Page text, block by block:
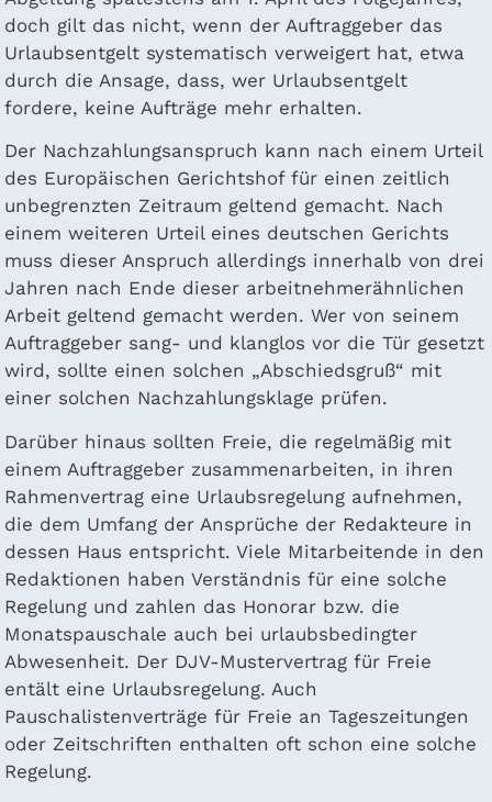
doch gilt das nicht, wenn der Auftraggeber das
Urlaubsentgelt systematisch verweigert hat, etwa
durch die Ansage, dass, wer Urlaubsentgelt
fordere, keine Aufträge mehr erhalten.
Der Nachzahlungsanspruch kann nach einem Urteil
des Europäischen Gerichtshof für einen zeitlich
unbegrenzten Zeitraum geltend gemacht. Nach
einem weiteren Urteil eines deutschen Gerichts
muss dieser Anspruch allerdings innerhalb von drei
Jahren nach Ende dieser arbeitnehmerähnlichen
Arbeit geltend gemacht werden. Wer von seinem
Auftraggeber sang- und klanglos vor die Tür gesetzt
wird, sollte einen solchen „Abschiedsgruß“ mit
einer solchen Nachzahlungsklage prüfen.
Darüber hinaus sollten Freie, die regelmäßig mit
einem Auftraggeber zusammenarbeiten, in ihren
Rahmenvertrag eine Urlaubsregelung aufnehmen,
die dem Umfang der Ansprüche der Redakteure in
dessen Haus entspricht. Viele Mitarbeitende in den
Redaktionen haben Verständnis für eine solche
Regelung und zahlen das Honorar bzw. die
Monatspauschale auch bei urlaubsbedingter
Abwesenheit. Der DJV-Mustervertrag für Freie
entält eine Urlaubsregelung. Auch
Pauschalistenverträge für Freie an Tageszeitungen
oder Zeitschriften enthalten oft schon eine solche
Regelung.